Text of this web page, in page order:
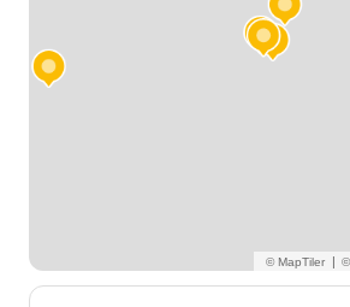
✔ Stratégies d'examen, gestion du
✔ Vocabulaire et grammaire
d'examen
Spécialisé dans la préparation
TCF
|